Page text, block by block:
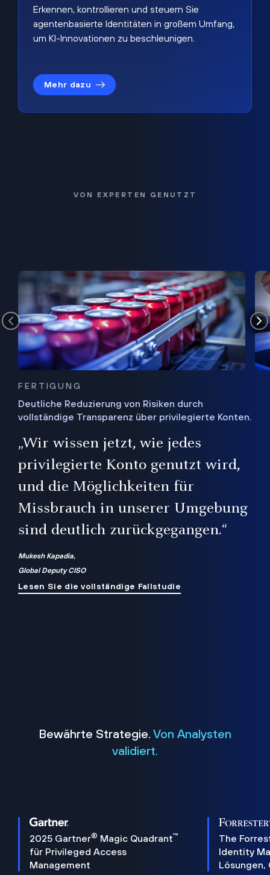
Erkennen, kontrollieren und steuern Sie
agentenbasierte Identitäten in großem Umfang,
um KI-Innovationen zu beschleunigen.
Mehr dazu
VON EXPERTEN GENUTZT
FERTIGUNG
Deutliche Reduzierung von Risiken durch
vollständige Transparenz über privilegierte Konten.
„Wir wissen jetzt, wie jedes
privilegierte Konto genutzt wird,
und die Möglichkeiten für
Missbrauch in unserer Umgebung
sind deutlich zurückgegangen.“
Mukesh Kapadia,
Global Deputy CISO
Lesen Sie die vollständige Fallstudie
Bewährte Strategie. Von Analysten
validiert.
2025 Gartner® Magic Quadrant™
für Privileged Access
Management
The
Identity
Lösungen,